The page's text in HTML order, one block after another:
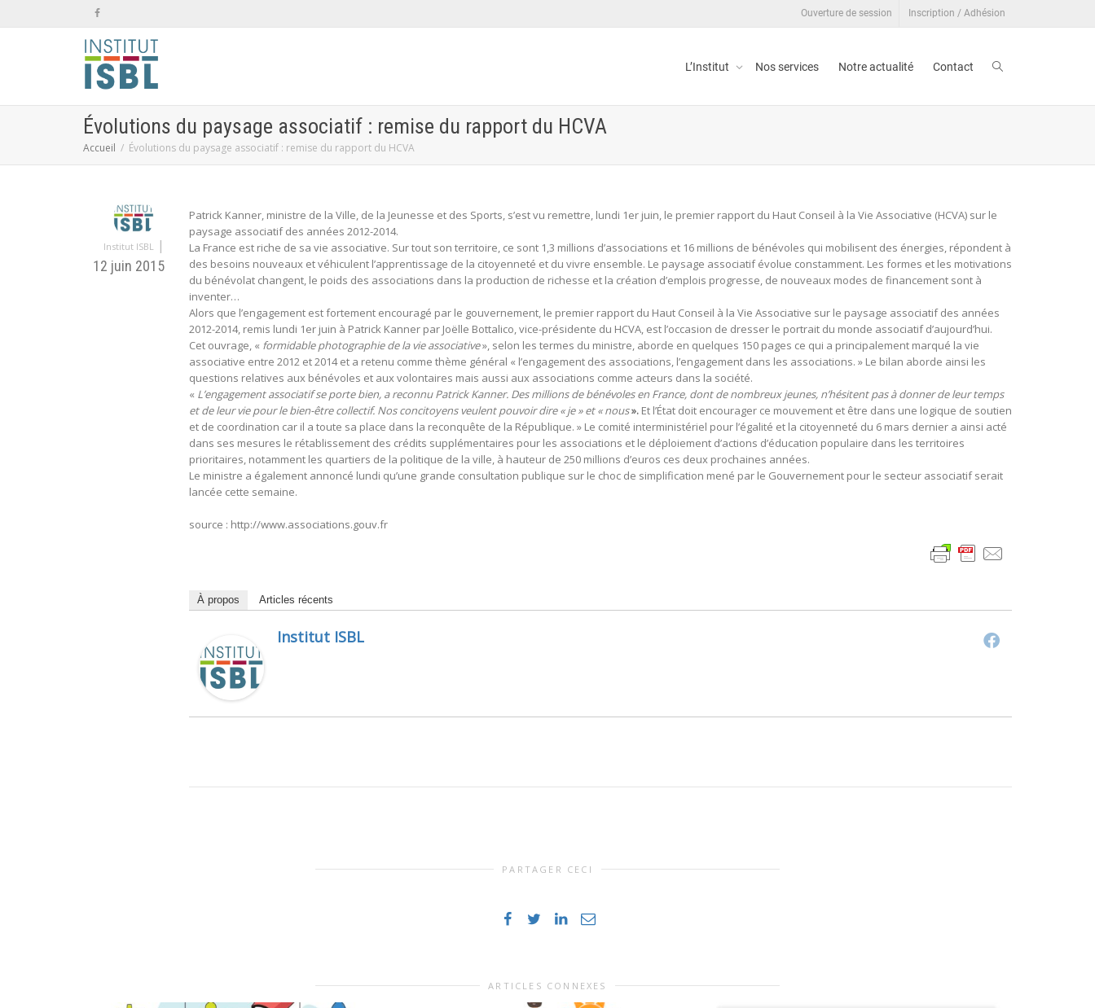
Ouverture de session Inscription / Adhésion
L’Institut Nos services Notre actualité Contact
Évolutions du paysage associatif : remise du rapport du HCVA
Accueil Évolutions du paysage associatif : remise du rapport du HCVA
Institut ISBL |
12 juin 2015
Patrick Kanner, ministre de la Ville, de la Jeunesse et des Sports, s’est vu remettre, lundi 1er juin, le premier rapport du Haut Conseil à la Vie Associative (HCVA) sur le
paysage associatif des années 2012-2014.
La France est riche de sa vie associative. Sur tout son territoire, ce sont 1,3 millions d’associations et 16 millions de bénévoles qui mobilisent des énergies, répondent à
des besoins nouveaux et véhiculent l’apprentissage de la citoyenneté et du vivre ensemble. Le paysage associatif évolue constamment. Les formes et les motivations
du bénévolat changent, le poids des associations dans la production de richesse et la création d’emplois progresse, de nouveaux modes de financement sont à
inventer…
Alors que l’engagement est fortement encouragé par le gouvernement, le premier rapport du Haut Conseil à la Vie Associative sur le paysage associatif des années
2012-2014, remis lundi 1er juin à Patrick Kanner par Joëlle Bottalico, vice-présidente du HCVA, est l’occasion de dresser le portrait du monde associatif d’aujourd’hui.
Cet ouvrage, « formidable photographie de la vie associative», selon les termes du ministre, aborde en quelques 150 pages ce qui a principalement marqué la vie
associative entre 2012 et 2014 et a retenu comme thème général « l’engagement des associations, l’engagement dans les associations. » Le bilan aborde ainsi les
questions relatives aux bénévoles et aux volontaires mais aussi aux associations comme acteurs dans la société.
« L’engagement associatif se porte bien, a reconnu Patrick Kanner. Des millions de bénévoles en France, dont de nombreux jeunes, n’hésitent pas à donner de leur temps
et de leur vie pour le bien-être collectif. Nos concitoyens veulent pouvoir dire « je » et « nous». Et l’État doit encourager ce mouvement et être dans une logique de soutien
et de coordination car il a toute sa place dans la reconquête de la République. » Le comité interministériel pour l’égalité et la citoyenneté du 6 mars dernier a ainsi acté
dans ses mesures le rétablissement des crédits supplémentaires pour les associations et le déploiement d’actions d’éducation populaire dans les territoires
prioritaires, notamment les quartiers de la politique de la ville, à hauteur de 250 millions d’euros ces deux prochaines années.
Le ministre a également annoncé lundi qu’une grande consultation publique sur le choc de simplification mené par le Gouvernement pour le secteur associatif serait
lancée cette semaine.
source : http://www.associations.gouv.fr
À propos Articles récents
Institut ISBL
PARTAGER CECI
ARTICLES CONNEXES